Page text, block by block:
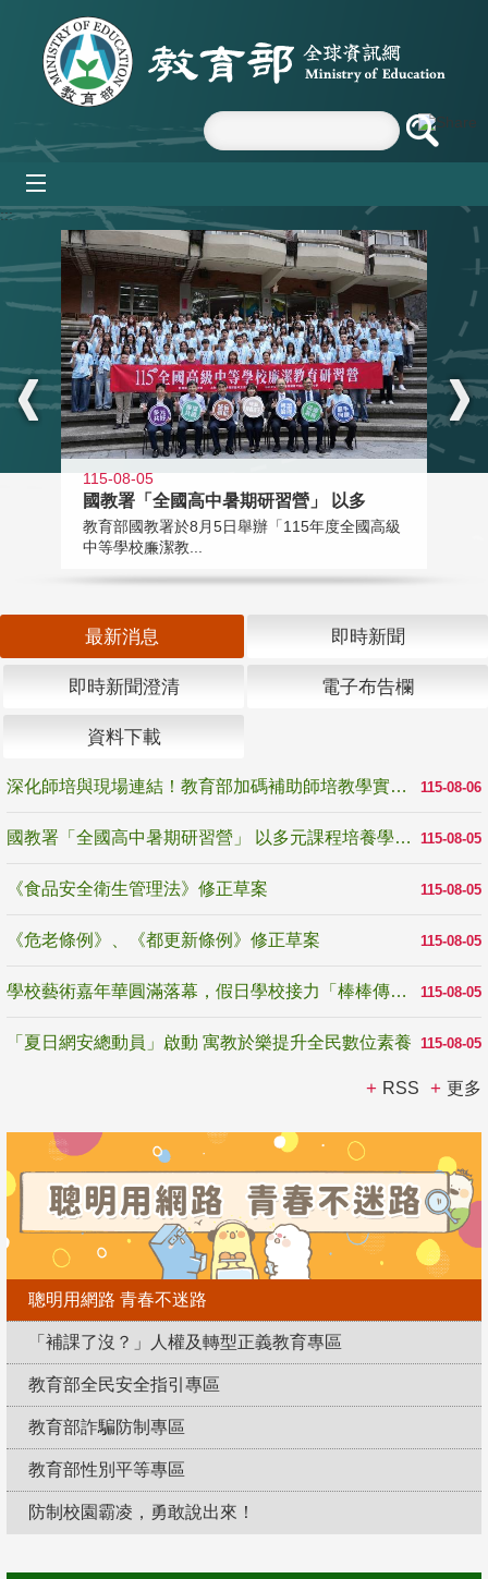
跳到主要內容區塊
:::
115-08-05
國教署「全國高中暑期研習營」 以多
教育部國教署於8月5日舉辦「115年度全國高級
中等學校廉潔教...
最新消息 即時新聞
即時新聞澄清 電子布告欄
資料下載
115-08-06
深化師培與現場連結！教育部加碼補助師培教學實踐研究 10月師培國際研討會交流教學實踐經驗
115-08-05
國教署「全國高中暑期研習營」 以多元課程培養學生瞭解誠信專業與倫理價值
115-08-05
《食品安全衛生管理法》修正草案
115-08-05
《危老條例》、《都更新條例》修正草案
115-08-05
學校藝術嘉年華圓滿落幕，假日學校接力「棒棒傳美感」
115-08-05
「夏日網安總動員」啟動 寓教於樂提升全民數位素養
RSS 更多
聰明用網路 青春不迷路
「補課了沒？」人權及轉型正義教育專區
教育部全民安全指引專區
教育部詐騙防制專區
教育部性別平等專區
防制校園霸凌，勇敢說出來！